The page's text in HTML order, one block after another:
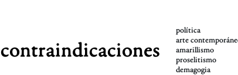
contraindicaciones
política
arte
amarillismo
proselitismo
demagogia